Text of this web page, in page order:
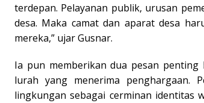
terdepan. Pelayanan publik, urusan
desa. Maka camat dan aparat desa
mereka,” ujar Gusnar.
Ia pun memberikan dua pesan penting
lurah yang menerima penghargaan.
lingkungan sebagai cerminan identitas